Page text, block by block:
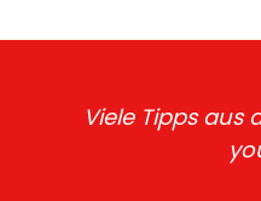
Viele Tipps aus